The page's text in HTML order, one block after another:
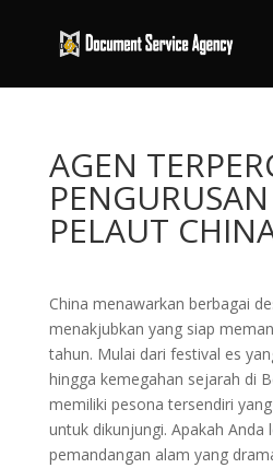
AGEN
PELAUT
China menawarkan berbagai
menakjubkan yang siap
tahun. Mulai dari festival es
hingga kemegahan sejarah di
memiliki pesona tersendiri
untuk dikunjungi. Apakah Anda
pemandangan alam yang